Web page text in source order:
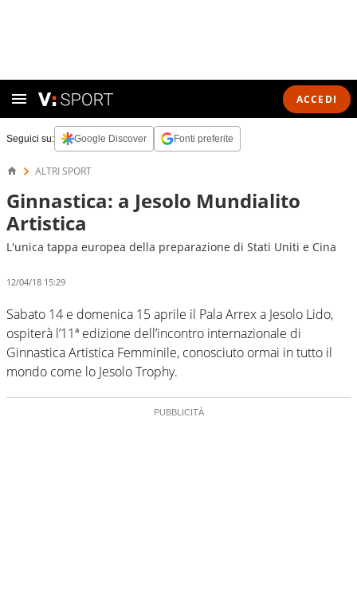
ACCEDI
Seguici su: Google Discover Fonti preferite
ALTRI SPORT
Ginnastica: a Jesolo Mundialito
Artistica
L'unica tappa europea della preparazione di Stati Uniti e Cina
12/04/18 15:29
Sabato 14 e domenica 15 aprile il Pala Arrex a Jesolo Lido,
ospiterà l’11ª edizione dell’incontro internazionale di
Ginnastica Artistica Femminile, conosciuto ormai in tutto il
mondo come lo Jesolo Trophy.